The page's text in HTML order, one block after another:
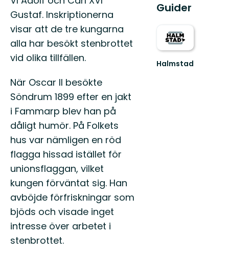
Gustaf. Inskriptionerna
visar att de tre kungarna
alla har besökt stenbrottet
vid olika tillfällen.
När Oscar II besökte
Söndrum 1899 efter en jakt
i Fammarp blev han på
dåligt humör. På Folkets
hus var nämligen en röd
flagga hissad istället för
unionsflaggan, vilket
kungen förväntat sig. Han
avböjde förfriskningar som
bjöds och visade inget
intresse över arbetet i
stenbrottet.
Guider
Halmstad